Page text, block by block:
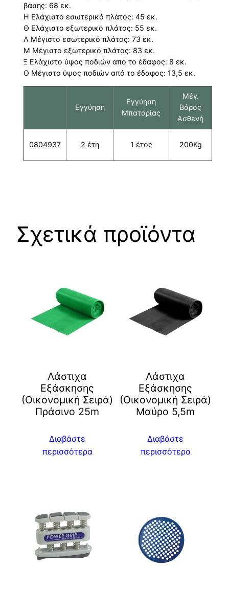
βάσης: 68 εκ.
Η Ελάχιστο εσωτερικό πλάτος: 45 εκ.
Θ Ελάχιστο εξωτερικό πλάτος: 55 εκ.
Λ Μέγιστο εσωτερικό πλάτος: 73 εκ.
Μ Μέγιστο εξωτερικό πλάτος: 83 εκ.
Ξ Ελάχιστο ύψος ποδιών από το έδαφος: 8 εκ.
Ο Μέγιστο ύψος ποδιών από το έδαφος: 13,5 εκ.
Εγγύηση
Εγγύηση
Μπαταρίας
Μέγ.
Βάρος
Ασθενή
0804937 2 έτη 1 έτος 200Kg
Σχετικά προϊόντα
Λάστιχα
Εξάσκησης
(Οικονομική Σειρά)
Πράσινο 25m
Διαβάστε
περισσότερα
Λάστιχα
Εξάσκησης
(Οικονομική Σειρά)
Μαύρο 5,5m
Διαβάστε
περισσότερα